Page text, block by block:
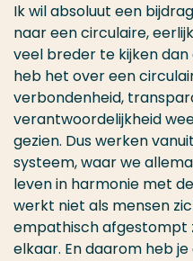
Ik wil absoluut een
naar een circulaire,
veel breder te kijken
heb het over een
verbondenheid,
verantwoordelijkheid
gezien. Dus werken
systeem, waar we
leven in harmonie met
werkt niet als mensen
empathisch afgestompt
elkaar. En daarom heb